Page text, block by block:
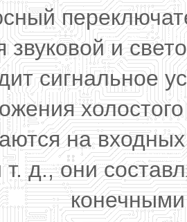
звуковой и
сигнальное
на
т. д., они